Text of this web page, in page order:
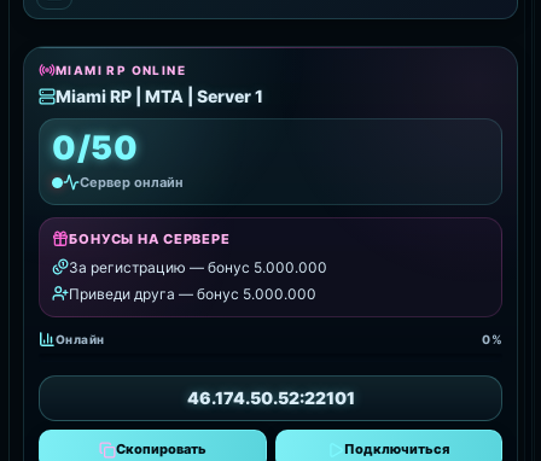
MIAMI RP ONLINE
Miami RP | MTA | Server 1
0/50
Сервер онлайн
БОНУСЫ НА СЕРВЕРЕ
За регистрацию — бонус 5.000.000
Приведи друга — бонус 5.000.000
Онлайн 0%
46.174.50.52:22101
Скопировать Подключиться